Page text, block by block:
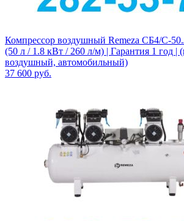
Компрессор воздушный Remeza СБ4/С-
(50 л / 1.8 кВт / 260 л/м) | Гарантия 1 год |
воздушный, автомобильный)
37 600 руб.